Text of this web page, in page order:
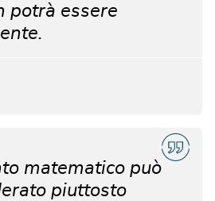
potrà essere
matematico può
piuttosto